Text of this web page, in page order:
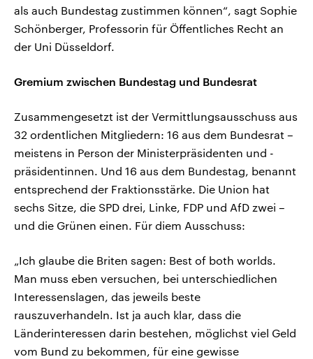
als auch Bundestag zustimmen können“, sagt Sophie
Schönberger, Professorin für Öffentliches Recht an
der Uni Düsseldorf.
Gremium zwischen Bundestag und Bundesrat
Zusammengesetzt ist der Vermittlungsausschuss aus
32 ordentlichen Mitgliedern: 16 aus dem Bundesrat –
meistens in Person der Ministerpräsidenten und -
präsidentinnen. Und 16 aus dem Bundestag, benannt
entsprechend der Fraktionsstärke. Die Union hat
sechs Sitze, die SPD drei, Linke, FDP und AfD zwei –
und die Grünen einen. Für diem Ausschuss:
„Ich glaube die Briten sagen: Best of both worlds.
Man muss eben versuchen, bei unterschiedlichen
Interessenslagen, das jeweils beste
rauszuverhandeln. Ist ja auch klar, dass die
Länderinteressen darin bestehen, möglichst viel Geld
vom Bund zu bekommen, für eine gewisse